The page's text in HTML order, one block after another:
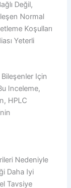
Değil,
Normal
Koşulları
Yeterli
Için
Inceleme,
HPLC
Nedeniyle
Daha Iyi
Tavsiye